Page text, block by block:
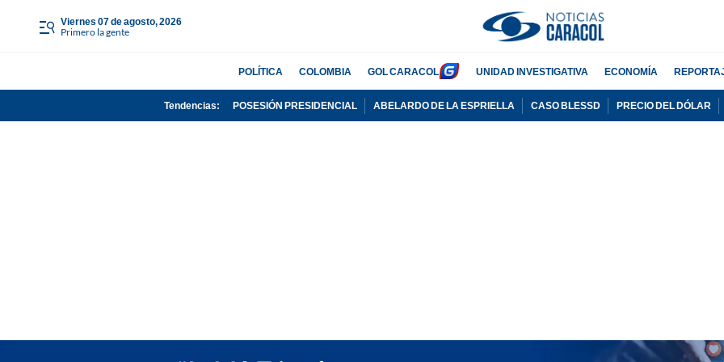
viernes 07 de agosto, 2026
Primero la gente
POLÍTICA COLOMBIA GOL CARACOL UNIDAD INVESTIGATIVA ECONOMÍA
Tendencias: POSESIÓN PRESIDENCIAL ABELARDO DE LA ESPRIELLA CASO BLESSD PRECIO DEL DÓLAR